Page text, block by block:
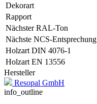
Dekorart
Rapport
Nächster RAL-Ton
Nächste NCS-Entsprechung
Holzart DIN 4076-1
Holzart EN 13556
Hersteller
Resopal GmbH
info_outline